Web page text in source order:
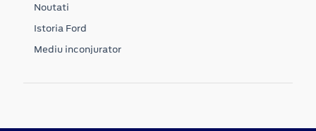
Noutati
Istoria Ford
Mediu inconjurator